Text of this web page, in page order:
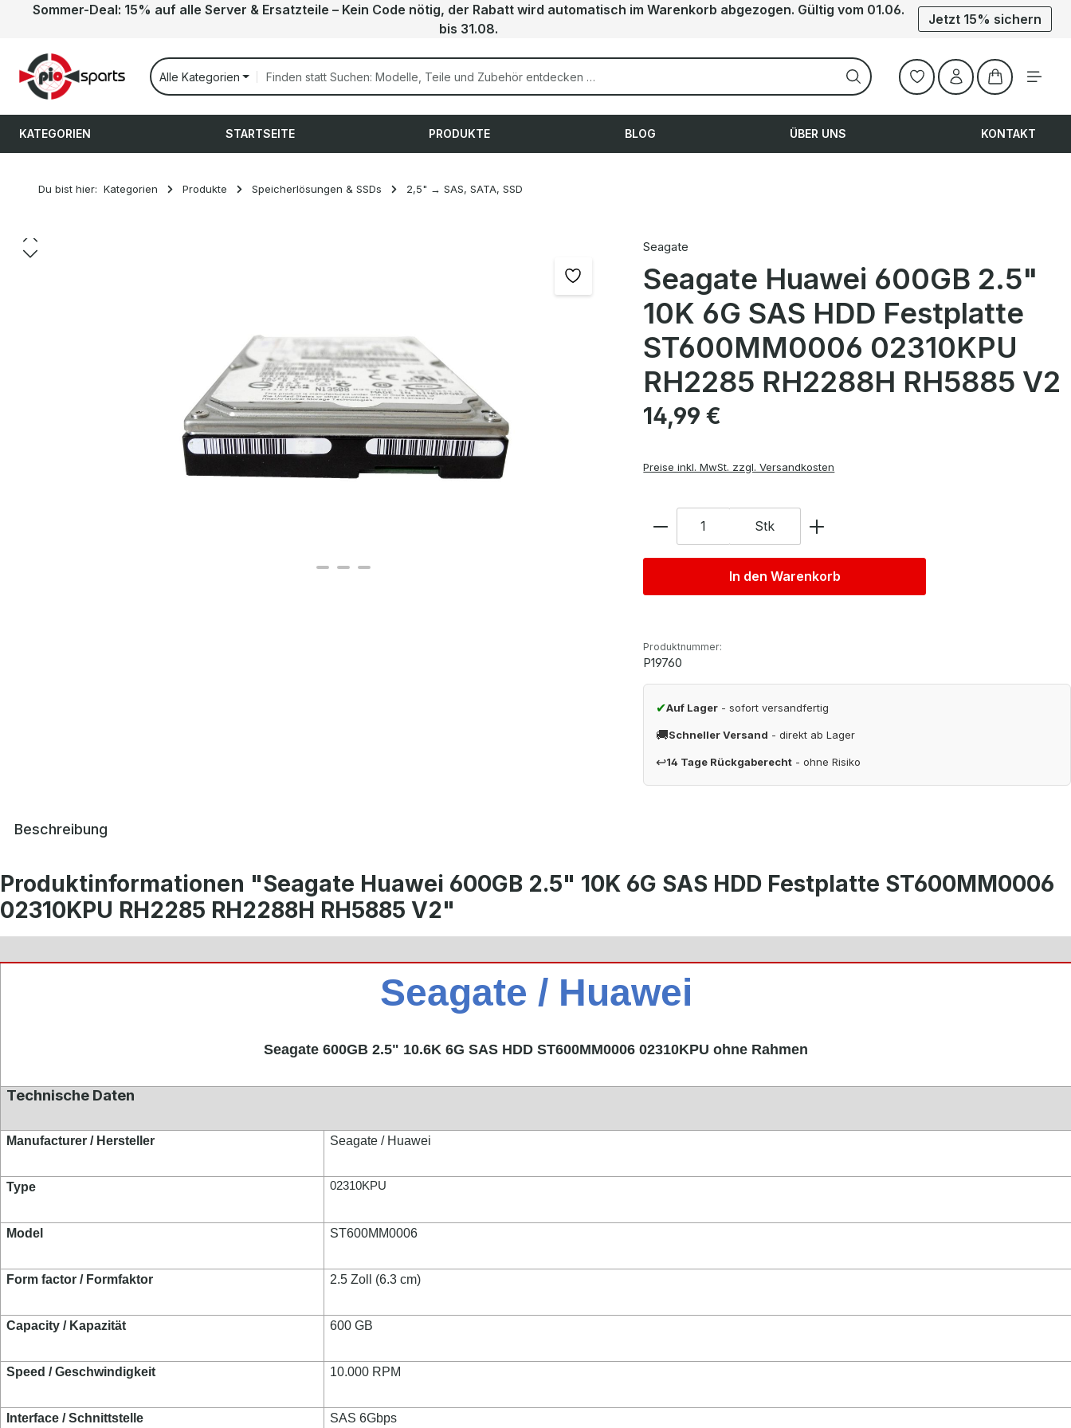
Hauptinhalt springen
Zur Suche springen
Zur Hauptnavigation springen
Sommer-Deal: 15% auf alle Server & Ersatzteile – Kein Code nötig, der Rabatt wird automatisch im Warenkorb abgezogen. Gültig vom 01.06.
bis 31.08.
Jetzt 15% sichern
Alle Kategorien
Warenkorb
KATEGORIEN STARTSEITE PRODUKTE BLOG ÜBER UNS KONTAKT
Du bist hier: Kategorien Produkte Speicherlösungen & SSDs 2,5" → SAS, SATA, SSD
Bildergalerie überspringen Seagate
Seagate Huawei 600GB 2.5"
10K 6G SAS HDD Festplatte
ST600MM0006 02310KPU
RH2285 RH2288H RH5885 V2
Regulärer Preis:
14,99 €
Preise inkl. MwSt. zzgl. Versandkosten
Anzahl Stk
In den Warenkorb
Produktnummer:
P19760
✔Auf Lager - sofort versandfertig
🚚Schneller Versand - direkt ab Lager
↩14 Tage Rückgaberecht - ohne Risiko
Beschreibung
Produktinformationen "Seagate Huawei 600GB 2.5" 10K 6G SAS HDD Festplatte ST600MM0006
02310KPU RH2285 RH2288H RH5885 V2"
Seagate / Huawei
Seagate 600GB 2.5" 10.6K 6G SAS HDD ST600MM0006 02310KPU ohne Rahmen
Technische Daten
Manufacturer / Hersteller Seagate / Huawei
Type 02310KPU
Model ST600MM0006
Form factor / Formfaktor 2.5 Zoll (6.3 cm)
Capacity / Kapazität 600 GB
Speed / Geschwindigkeit 10.000 RPM
Interface / Schnittstelle SAS 6Gbps